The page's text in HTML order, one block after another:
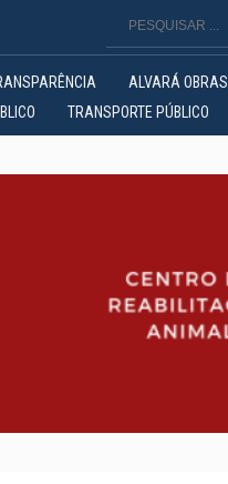
ALVARÁ OBRAS
TRANSPORTE PÚBLICO